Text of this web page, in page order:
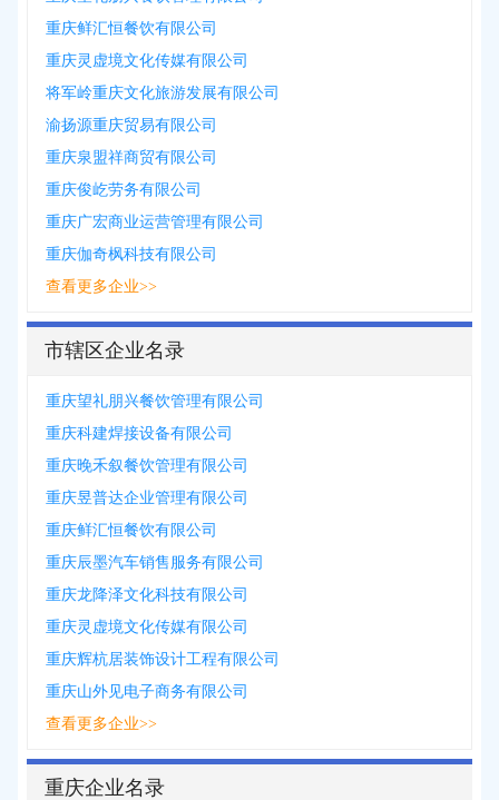
重庆鲜汇恒餐饮有限公司
重庆灵虚境文化传媒有限公司
将军岭重庆文化旅游发展有限公司
渝扬源重庆贸易有限公司
重庆泉盟祥商贸有限公司
重庆俊屹劳务有限公司
重庆广宏商业运营管理有限公司
重庆伽奇枫科技有限公司
查看更多企业>>
市辖区企业名录
重庆望礼朋兴餐饮管理有限公司
重庆科建焊接设备有限公司
重庆晚禾叙餐饮管理有限公司
重庆昱普达企业管理有限公司
重庆鲜汇恒餐饮有限公司
重庆辰墨汽车销售服务有限公司
重庆龙降泽文化科技有限公司
重庆灵虚境文化传媒有限公司
重庆辉杭居装饰设计工程有限公司
重庆山外见电子商务有限公司
查看更多企业>>
重庆企业名录